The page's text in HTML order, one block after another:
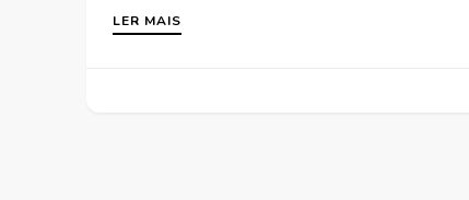
LER MAIS